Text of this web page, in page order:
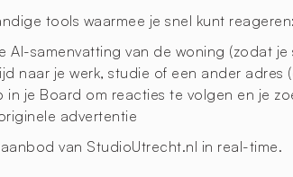
tools waarmee je snel kunt reageren:
AI-samenvatting van de woning (zodat
naar je werk, studie of een ander adres
in je Board om reacties te volgen en je
advertentie
van StudioUtrecht.nl in real-time.